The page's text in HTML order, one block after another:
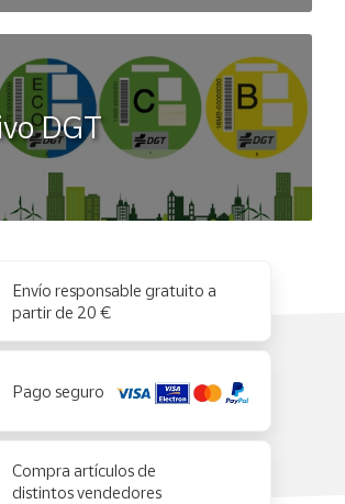
DGT
Envío responsable gratuito a
partir de 20 €
Pago seguro
Compra artículos de
distintos vendedores